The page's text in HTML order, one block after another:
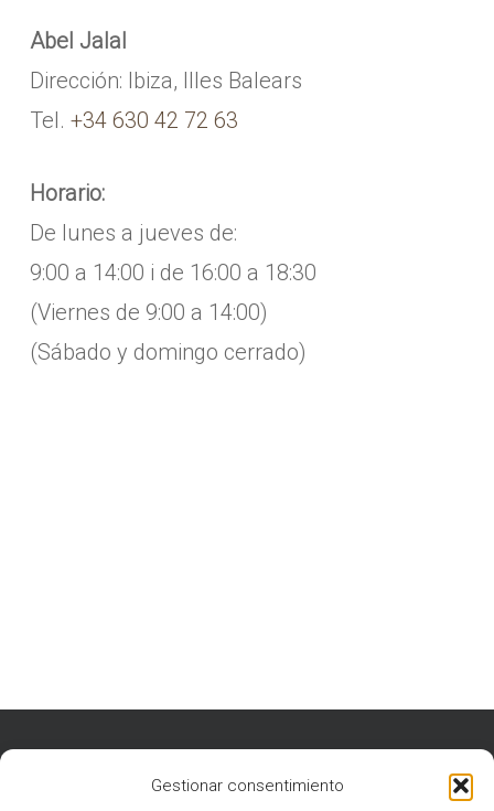
Gestionar consentimiento
Abel Jalal
Dirección: Ibiza, Illes Balears
Tel. +34 630 42 72 63
Horario:
De lunes a jueves de:
9:00 a 14:00 i de 16:00 a 18:30
(Viernes de 9:00 a 14:00)
(Sábado y domingo cerrado)